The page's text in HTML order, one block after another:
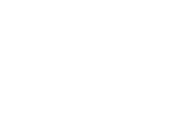
an die
klären.